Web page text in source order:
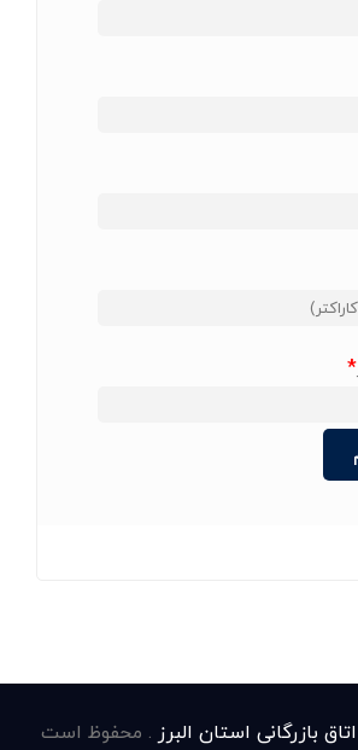
*
اتاق بازرگانی استان البرز . محفوظ است